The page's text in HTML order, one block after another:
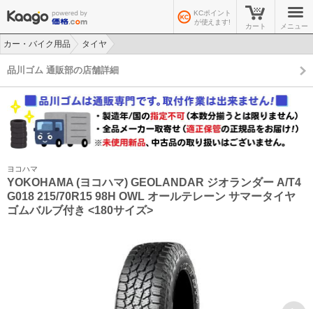
KCポイント
が使えます!
カート メニュー
カー・バイク用品
タイヤ
品川ゴム 通販部の店舗詳細
ヨコハマ
YOKOHAMA (ヨコハマ) GEOLANDAR ジオランダー A/T4
G018 215/70R15 98H OWL オールテレーン サマータイヤ
ゴムバルブ付き <180サイズ>